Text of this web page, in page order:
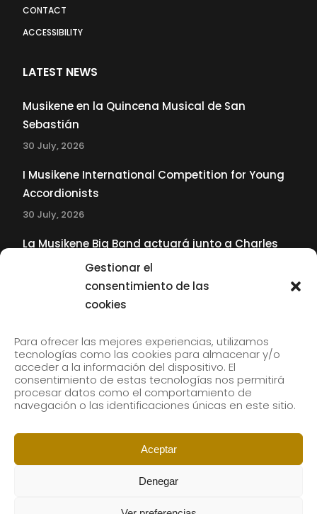
Gestionar el
consentimiento de las
cookies
Para ofrecer las mejores experiencias, utilizamos
tecnologías como las cookies para almacenar y/o
acceder a la información del dispositivo. El
consentimiento de estas tecnologías nos permitirá
procesar datos como el comportamiento de
navegación o las identificaciones únicas en este sitio.
Aceptar
Denegar
CONTACT
ACCESSIBILITY
LATEST NEWS
Musikene en la Quincena Musical de San
Sebastián
30 July, 2026
I Musikene International Competition for Young
Accordionists
30 July, 2026
La Musikene Big Band actuará junto a Charles
Tolliver en el 61 Jazzaldia
Subscribe to our newsletter to receive our news by
email.